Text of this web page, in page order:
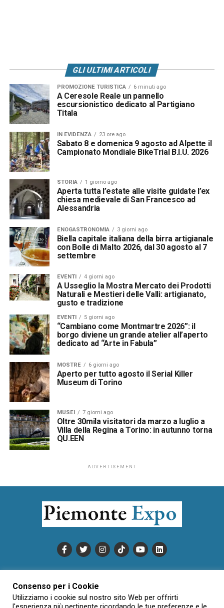
GLI ULTIMI ARTICOLI
PROMOZIONE TURISTICA 6 minuti ago
A Ceresole Reale un pannello
escursionistico dedicato al Partigiano
Titala
IN EVIDENZA 23 ore ago
Sabato 8 e domenica 9 agosto ad Alpette il
Campionato Mondiale BikeTrial B.I.U. 2026
STORIA 1 giorno ago
Aperta tutta l’estate alle visite guidate l’ex
chiesa medievale di San Francesco ad
Alessandria
ENOGASTRONOMIA 3 giorni ago
Biella capitale italiana della birra artigianale
con Bolle di Malto 2026, dal 30 agosto al 7
settembre
EVENTI 4 giorni ago
A Usseglio la Mostra Mercato dei Prodotti
Naturali e Mestieri delle Valli: artigianato,
gusto e tradizione
EVENTI 5 giorni ago
“Cambiano come Montmartre 2026”: il
borgo diviene un grande atelier all’aperto
dedicato ad “Arte in Fabula”
MOSTRE 6 giorni ago
Aperto per tutto agosto il Serial Killer
Museum di Torino
MUSEI 7 giorni ago
Oltre 30mila visitatori da marzo a luglio a
Villa della Regina a Torino: in autunno torna
QU.EEN
ADVERTISEMENT
INFORMATIVA SULLA PRIVACY
CONDIZIONI DI UTILIZZO
DATI SOCIETARI NOVAJO
Consenso per i Cookie
Utilizziamo i cookie sul nostro sito Web per offrirti